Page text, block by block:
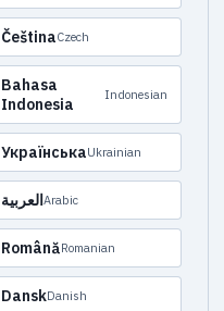
ČeštinaCzech
Bahasa
Indonesia
Indonesian
УкраїнськаUkrainian
العربيةArabic
RomânăRomanian
DanskDanish